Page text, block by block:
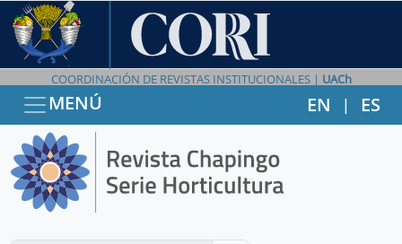
COORDINACIÓN DE REVISTAS INSTITUCIONALES | UACh
MENÚ EN | ES